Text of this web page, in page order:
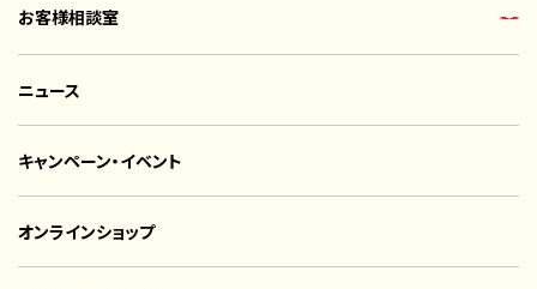
お客様相談室
ニュース
キャンペーン・イベント
オンラインショップ